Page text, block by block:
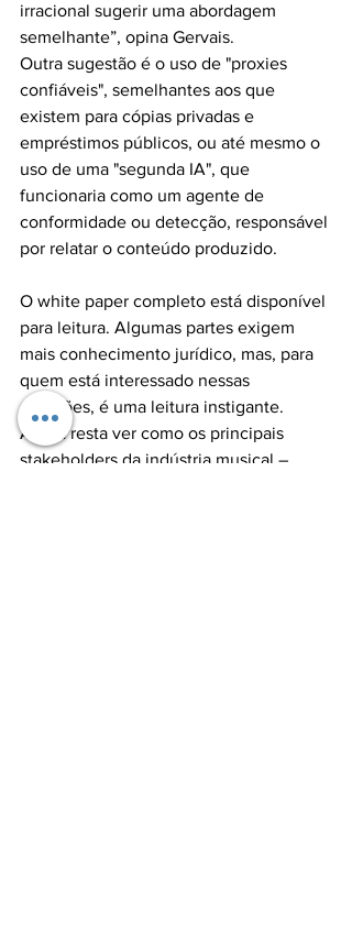
irracional sugerir uma abordagem
semelhante”, opina Gervais.
Outra sugestão é o uso de "proxies
confiáveis", semelhantes aos que
existem para cópias privadas e
empréstimos públicos, ou até mesmo o
uso de uma "segunda IA", que
funcionaria como um agente de
conformidade ou detecção, responsável
por relatar o conteúdo produzido.
O white paper completo está disponível
para leitura. Algumas partes exigem
mais conhecimento jurídico, mas, para
quem está interessado nessas
questões, é uma leitura instigante.
Agora resta ver como os principais
stakeholders da indústria musical –